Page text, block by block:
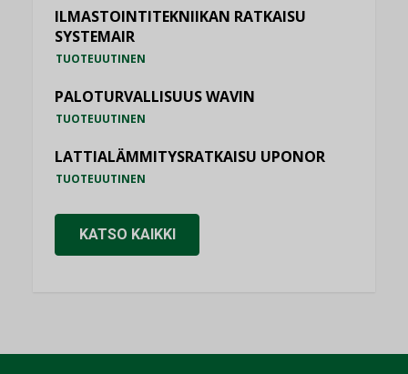
ILMASTOINTITEKNIIKAN RATKAISU
SYSTEMAIR
TUOTEUUTINEN
PALOTURVALLISUUS WAVIN
TUOTEUUTINEN
LATTIALÄMMITYSRATKAISU UPONOR
TUOTEUUTINEN
KATSO KAIKKI